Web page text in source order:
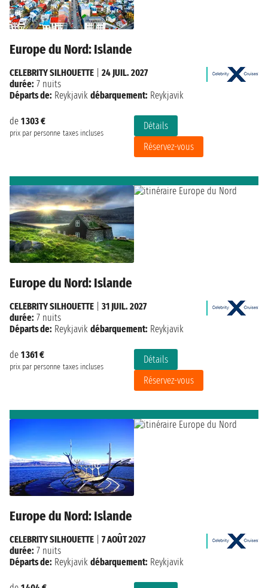
Europe du Nord: Islande
de 1 303 €
prix par personne taxes incluses
Détails
Réservez-vous
CELEBRITY SILHOUETTE
24 JUIL. 2027
durée: 7 nuits
Départs de: Reykjavik débarquement: Reykjavik
Europe du Nord: Islande
de 1 361 €
prix par personne taxes incluses
Détails
Réservez-vous
CELEBRITY SILHOUETTE
31 JUIL. 2027
durée: 7 nuits
Départs de: Reykjavik débarquement: Reykjavik
Europe du Nord: Islande
CELEBRITY SILHOUETTE
7 AOÛT 2027
durée: 7 nuits
Départs de: Reykjavik débarquement: Reykjavik